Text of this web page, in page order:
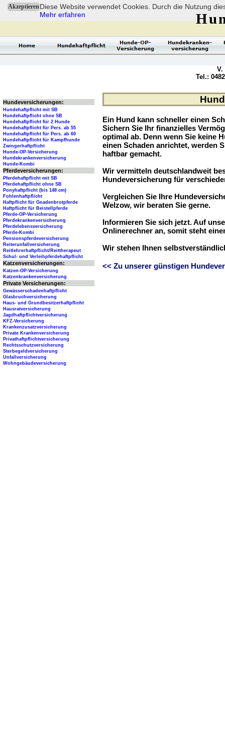
AkzeptierenDiese Website verwendet Cookies. Durch die Nutzung
Mehr erfahren
Ein Hund kann schneller einen
Sichern Sie Ihr finanzielles
optimal ab. Denn wenn Sie keine
einen Schaden anrichtet, werden
haftbar gemacht.
Wir vermitteln deutschlandweit
Hundeversicherung für
Vergleichen Sie Ihre
Welzow, wir beraten Sie gerne.
Informieren Sie sich jetzt. Auf
Onlinerechner an, somit steht
Wir stehen Ihnen
<< Zu unserer günstigen
V.
Tel.:
Hundeversicherungen:
Hundehaftpflicht mit SB
Hundehaftpflicht ohne SB
Hundehaftpflicht für 2 Hunde
Hundehaftpflicht für Pers. ab 55
Hundehaftpflicht für Pers. ab 60
Hundehaftpflicht für Kampfhunde
Zwingerhaftpflicht
Hunde-OP-Versicherung
Hundekrankenversicherung
Hunde-Kombi
Pferdeversicherungen:
Pferdehaftpflicht mit SB
Pferdehaftpflicht ohne SB
Ponyhaftpflicht (bis 148 cm)
Fohlenhaftpflicht
Haftpflicht für Gnadenbrotpferde
Haftpflicht für Beistellpferde
Pferde-OP-Versicherung
Pferdekrankenversicherung
Pferdelebensversicherung
Pferde-Kombi
Pensionspferdeversicherung
Reiterunfallversicherung
Reitlehrerhaftpflicht/Reittherapeut
Schul- und Verleihpferdehaftpflicht
Katzenversicherungen:
Katzen-OP-Versicherung
Katzenkrankenversicherung
Private Versicherungen:
Gewässerschadenhaftpflicht
Glasbruchversicherung
Haus- und Grundbesitzerhaftpflicht
Hausratversicherung
Jagdhaftpflichtversicherung
KFZ-Versicherung
Krankenzusatzversicherung
Private Krankenversicherung
Privathaftpflichtversicherung
Rechtsschutzversicherung
Sterbegeldversicherung
Unfallversicherung
Wohngebäudeversicherung